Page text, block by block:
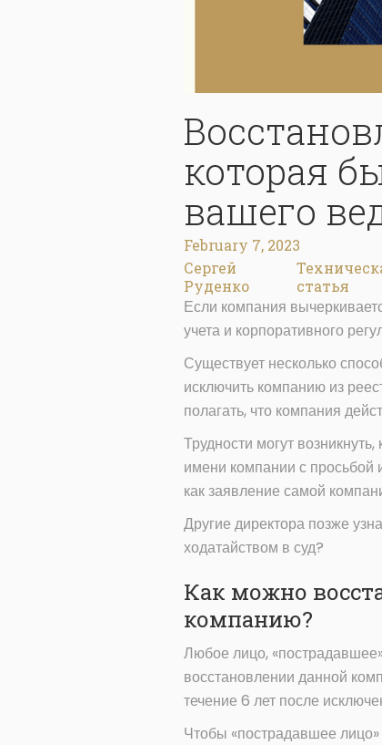
которая
вашего
February 7, 2023
Сергей
Руденко
статья
Если компания
учета и корпоративного
Существует несколько
исключить компанию из
полагать, что компания
Трудности могут
имени компании с просьбой
как заявление самой
Другие директора позже
ходатайством в суд?
Как можно
компанию?
Любое лицо,
восстановлении данной
течение 6 лет после
Чтобы «пострадавшее